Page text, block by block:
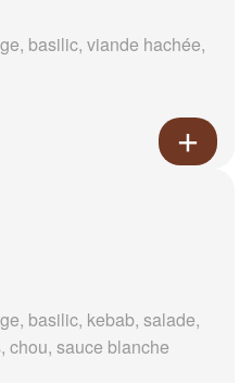
basilic, viande hachée,
basilic, kebab, salade,
chou, sauce blanche